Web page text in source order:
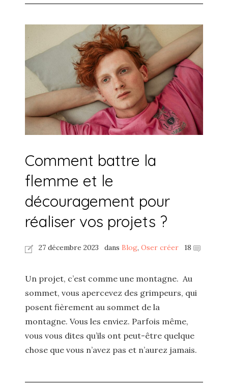
Comment battre la
flemme et le
découragement pour
réaliser vos projets ?
27 décembre 2023 dans Blog, Oser créer 18
Un projet, c’est comme une montagne. Au
sommet, vous apercevez des grimpeurs, qui
posent fièrement au sommet de la
montagne. Vous les enviez. Parfois même,
vous vous dites qu’ils ont peut-être quelque
chose que vous n’avez pas et n’aurez jamais.